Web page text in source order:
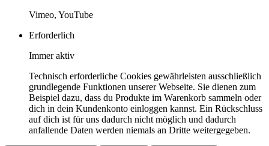
Vimeo, YouTube
Erforderlich
Immer aktiv
Technisch erforderliche Cookies gewährleisten ausschließlich
grundlegende Funktionen unserer Webseite. Sie dienen zum
Beispiel dazu, dass du Produkte im Warenkorb sammeln oder
dich in dein Kundenkonto einloggen kannst. Ein Rückschluss
auf dich ist für uns dadurch nicht möglich und dadurch
anfallende Daten werden niemals an Dritte weitergegeben.